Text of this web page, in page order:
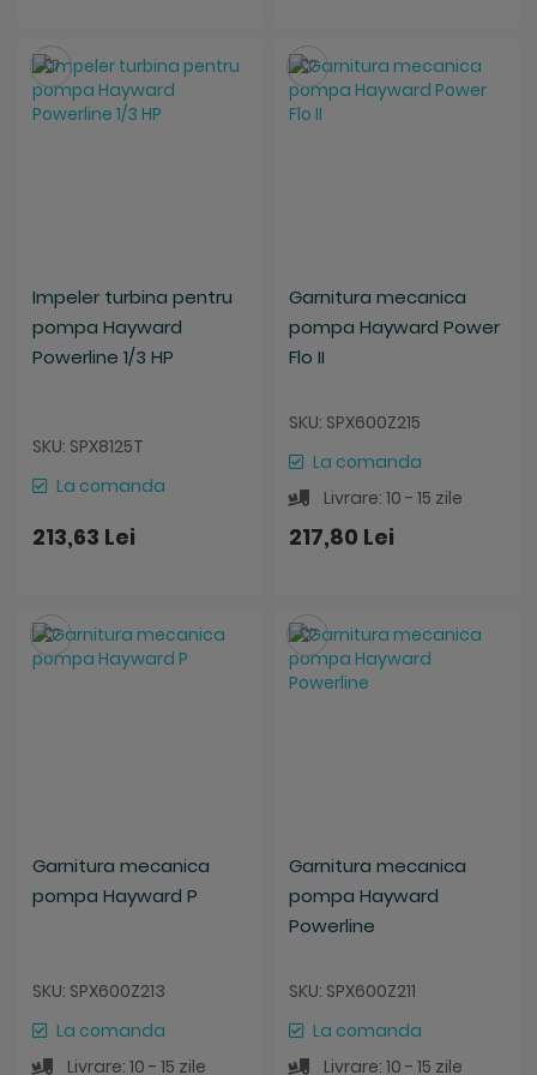
Impeler turbina pentru
pompa Hayward
Powerline 1/3 HP
SKU: SPX8125T
La comanda
213,63 Lei
Salveaza
Garnitura mecanica
pompa Hayward Power
Flo II
SKU: SPX600Z215
La comanda
Livrare: 10 - 15 zile
217,80 Lei
Salveaza
Garnitura mecanica
pompa Hayward P
SKU: SPX600Z213
La comanda
Livrare: 10 - 15 zile
Salveaza
Garnitura mecanica
pompa Hayward
Powerline
SKU: SPX600Z211
La comanda
Livrare: 10 - 15 zile
Salveaza